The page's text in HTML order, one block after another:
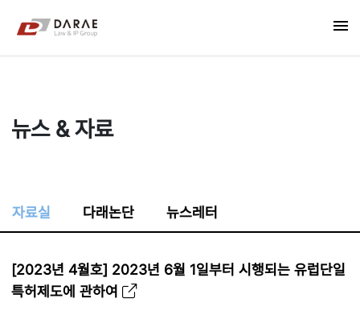
메인 메뉴 바로가기
menu
뉴스 & 자료
자료실 다래논단 뉴스레터
[2023년 4월호] 2023년 6월 1일부터 시행되는 유럽단일
특허제도에 관하여